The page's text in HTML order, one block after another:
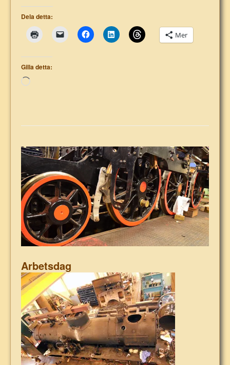
Dela detta:
Mer
Gilla detta:
Laddar
Arbetsdag